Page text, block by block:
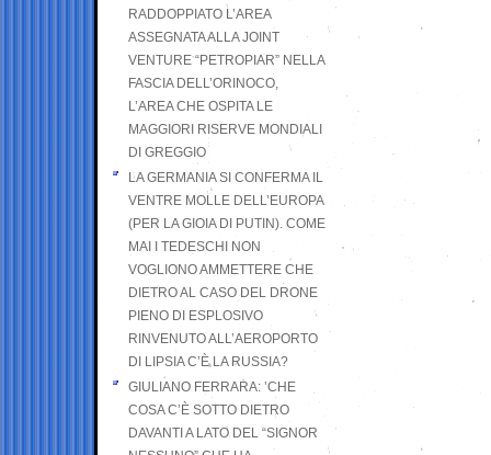
RADDOPPIATO L’AREA
ASSEGNATA ALLA JOINT
VENTURE “PETROPIAR” NELLA
FASCIA DELL’ORINOCO,
L’AREA CHE OSPITA LE
MAGGIORI RISERVE MONDIALI
DI GREGGIO
LA GERMANIA SI CONFERMA IL
VENTRE MOLLE DELL’EUROPA
(PER LA GIOIA DI PUTIN). COME
MAI I TEDESCHI NON
VOGLIONO AMMETTERE CHE
DIETRO AL CASO DEL DRONE
PIENO DI ESPLOSIVO
RINVENUTO ALL’AEROPORTO
DI LIPSIA C’È LA RUSSIA?
GIULIANO FERRARA: ’CHE
COSA C’È SOTTO DIETRO
DAVANTI A LATO DEL “SIGNOR